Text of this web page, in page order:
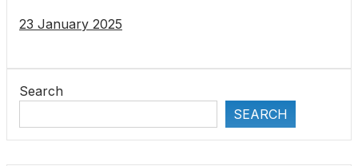
23 January 2025
Search
SEARCH